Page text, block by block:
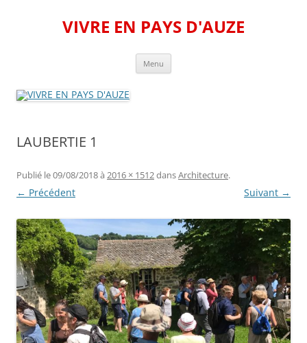
VIVRE EN PAYS D'AUZE
Menu
LAUBERTIE 1
Publié le09/08/2018à 2016 × 1512dansArchitecture.
← Précédent Suivant →